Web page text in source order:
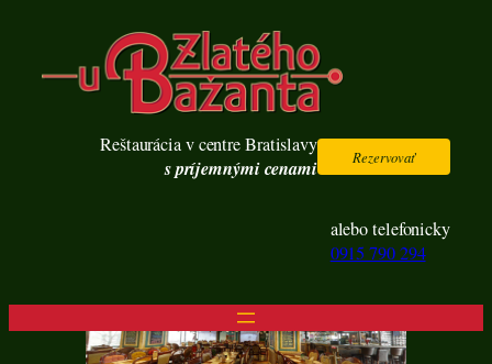
Reštaurácia v centre Bratislavy
s príjemnými cenami Rezervovať
alebo telefonicky
0915 790 294